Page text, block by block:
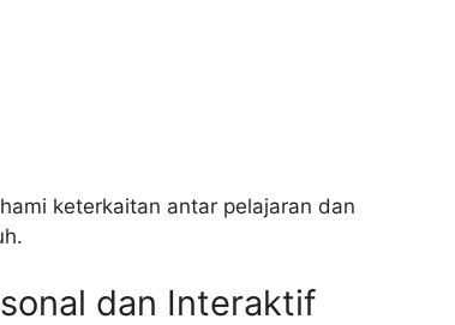
keterkaitan antar pelajaran dan
dan Interaktif